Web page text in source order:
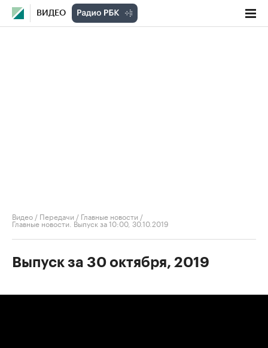
ВИДЕО
Видео / Передачи / Главные новости /
Главные новости. Выпуск за 10:00, 30.10.2019
Выпуск за 30 октября, 2019